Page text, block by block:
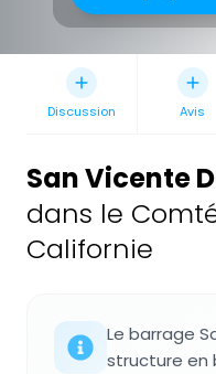
Discussion Avis
San Vicente
dans le
Californie
Le barrage
structure en